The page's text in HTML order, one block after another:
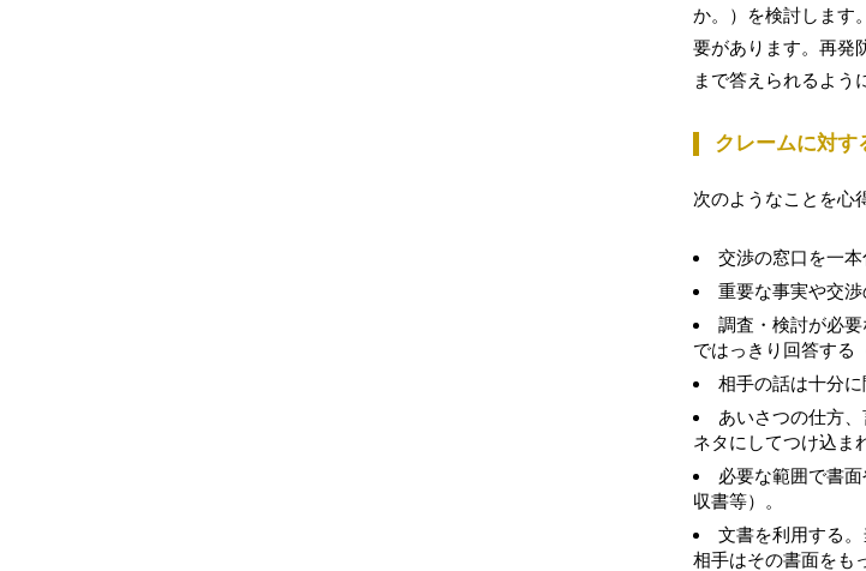
か。）を検討します
要があります。再発
まで答えられるよう
クレームに対す
次のようなことを心
交渉の窓口を一本
重要な事実や交
調査・検討が必
ではっきり回答する
相手の話は十分に
あいさつの仕方
ネタにしてつけ込ま
必要な範囲で書
収書等）。
文書を利用する
相手はその書面をも